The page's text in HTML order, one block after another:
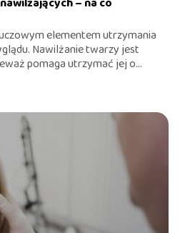
elementem utrzymania
Nawilżanie twarzy jest
pomaga utrzymać jej o...